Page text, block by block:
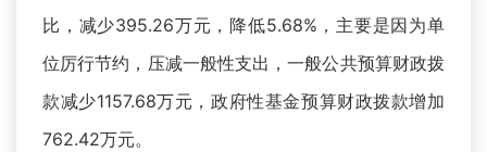
比，减少395.26万元，降低5.68%，主要是因为单
位厉行节约，压减一般性支出，一般公共预算财政拨
款减少1157.68万元，政府性基金预算财政拨款增加
762.42万元。